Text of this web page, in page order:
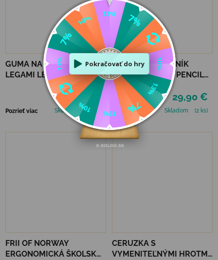
GUMA NA GUMOVANIE
LEGAMI LET'S
AVOCUDDLE
2,50 €
Pozrieť viac Skladom (>5 ks)
ŠKOLSKÝ PERAČNÍK
ERGOBAG HARD PENCIL
CASE - FRONT RUNBEAR
29,90 €
Pozrieť viac Skladom (2 ks)
FRII OF NORWAY
ERGONOMICKÁ ŠKOLSKÁ
CERUZKA S
VYMENITEĽNÝMI HROTMI